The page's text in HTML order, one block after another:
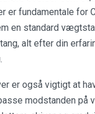
er fundamentale for
en standard
alt efter din
er også vigtigt at
modstanden på